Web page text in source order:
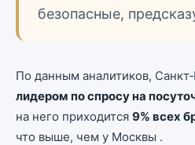
безопасные,
По данным аналитиков,
лидером по спросу на
на него приходится 9% всех
что выше, чем у Москвы .